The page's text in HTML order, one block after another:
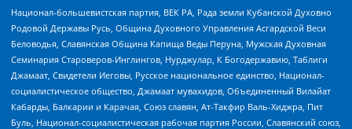
Национал-большевистская партия, ВЕК РА, Рада земли Кубанской Духовно
Родовой Державы Русь, Община Духовного Управления Асгардской Веси
Беловодья, Славянская Община Капища Веды Перуна, Мужская Духовная
Семинария Староверов-Инглингов, Нурджулар, К Богодержавию, Таблиги
Джамаат, Свидетели Иеговы, Русское национальное единство, Национал-
социалистическое общество, Джамаат мувахидов, Объединенный Вилайат
Кабарды, Балкарии и Карачая, Союз славян, Ат-Такфир Валь-Хиджра, Пит
Буль, Национал-социалистическая рабочая партия России, Славянский союз,